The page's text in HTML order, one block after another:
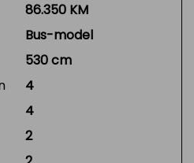
86.350 KM
Bus-model
530 cm
4
4
2